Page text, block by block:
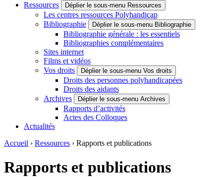
Ressources
Déplier le sous-menu Ressources
Les centres ressources Polyhandicap
Bibliographie
Déplier le sous-menu Bibliographie
Bibliographie générale : les essentiels
Bibliographies complémentaires
Sites internet
Films et vidéos
Vos droits
Déplier le sous-menu Vos droits
Droits des personnes polyhandicapées
Droits des aidants
Archives
Déplier le sous-menu Archives
Rapports d’activités
Actes des Colloques
Actualités
Accueil › Ressources › Rapports et publications
Rapports et publications